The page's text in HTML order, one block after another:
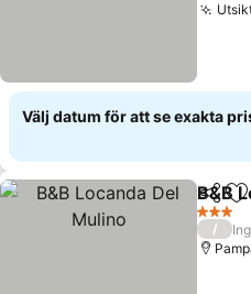
Välj datum för att se exakta
Dela
B&B
3 Stjärnor
/